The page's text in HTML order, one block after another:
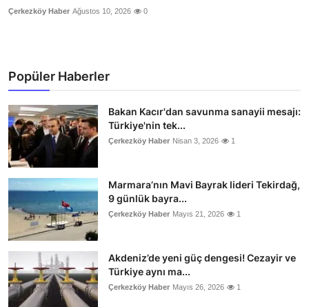
Çerkezköy Haber Ağustos 10, 2026 0
Popüler Haberler
Bakan Kacır'dan savunma sanayii mesajı:
Türkiye'nin tek...
Çerkezköy Haber Nisan 3, 2026 1
Marmara’nın Mavi Bayrak lideri Tekirdağ,
9 günlük bayra...
Çerkezköy Haber Mayıs 21, 2026 1
Akdeniz’de yeni güç dengesi! Cezayir ve
Türkiye aynı ma...
Çerkezköy Haber Mayıs 26, 2026 1